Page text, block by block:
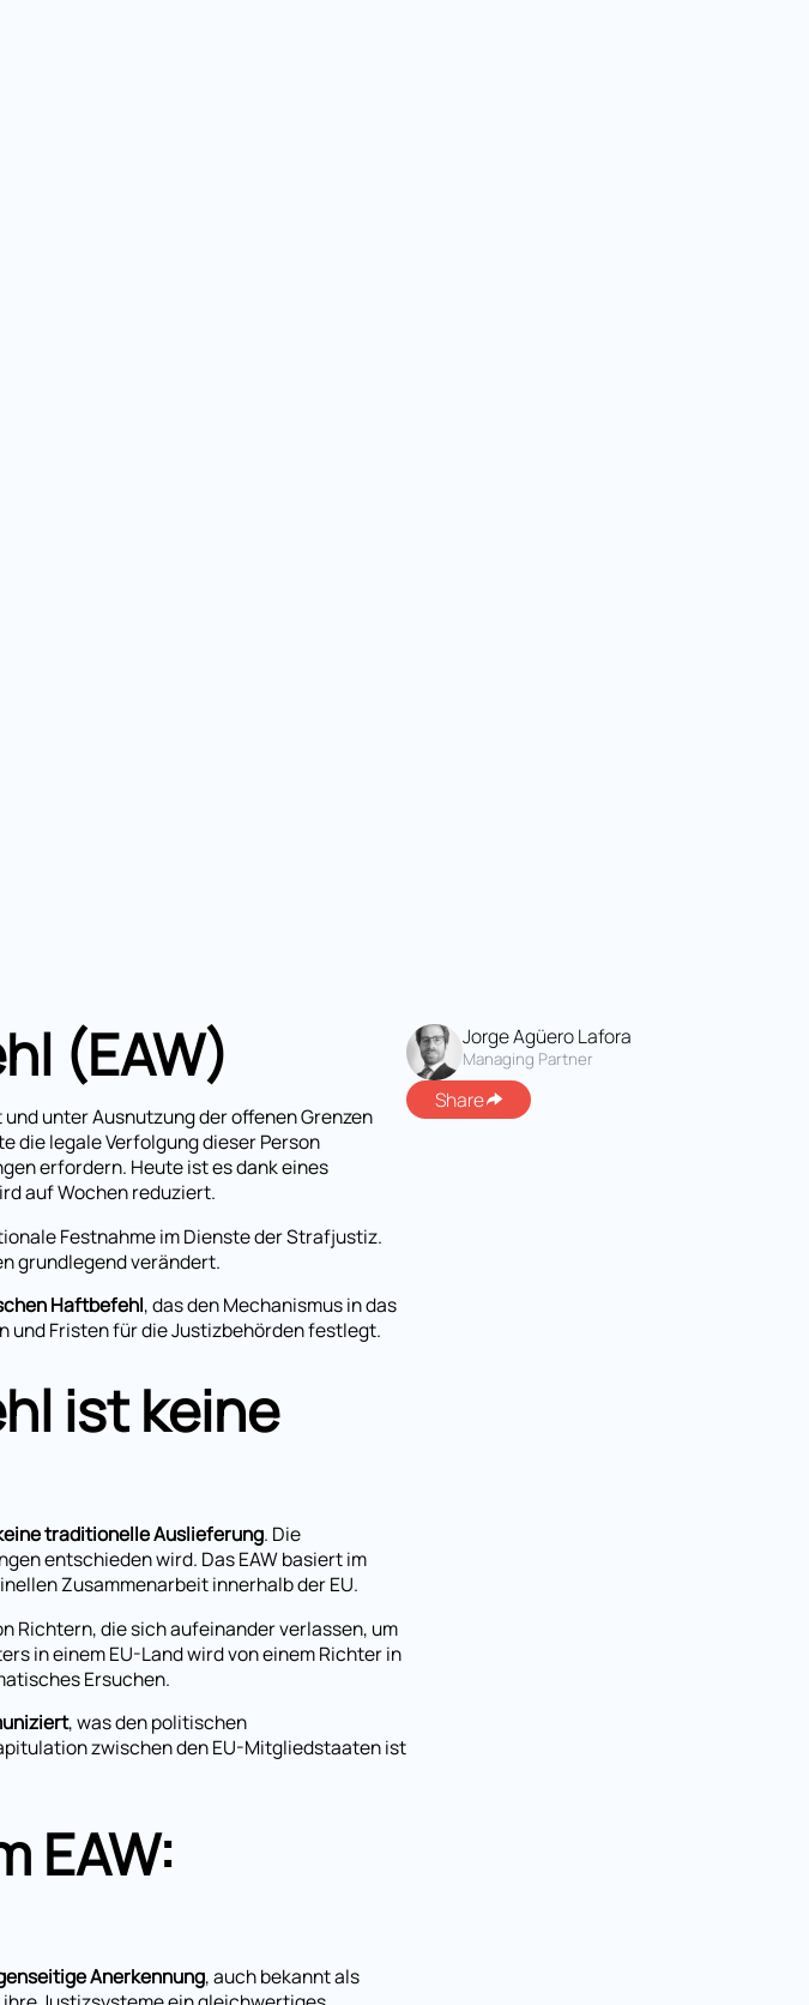
(EAW)
unter Ausnutzung der offenen Grenzen
die legale Verfolgung dieser Person
erfordern. Heute ist es dank eines
auf Wochen reduziert.
Festnahme im Dienste der Strafjustiz.
grundlegend verändert.
Haftbefehl, das den Mechanismus in das
Fristen für die Justizbehörden festlegt.
ist keine
traditionelle Auslieferung. Die
entschieden wird. Das EAW basiert im
Zusammenarbeit innerhalb der EU.
Richtern, die sich aufeinander verlassen, um
in einem EU-Land wird von einem Richter in
Ersuchen.
, was den politischen
zwischen den EU-Mitgliedstaaten ist
EAW:
Anerkennung, auch bekannt als
Jorge Agüero Lafora
Managing Partner
Share